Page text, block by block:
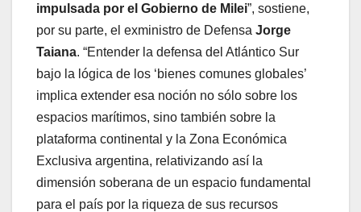
impulsada por el Gobierno de Milei”, sostiene,
por su parte, el exministro de Defensa Jorge
Taiana. “Entender la defensa del Atlántico Sur
bajo la lógica de los ‘bienes comunes globales’
implica extender esa noción no sólo sobre los
espacios marítimos, sino también sobre la
plataforma continental y la Zona Económica
Exclusiva argentina, relativizando así la
dimensión soberana de un espacio fundamental
para el país por la riqueza de sus recursos